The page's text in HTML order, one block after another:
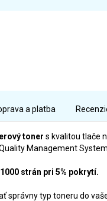
a platba
toner s kvalitou tlače
Management
strán pri 5% pokrytí.
správny typ toneru do